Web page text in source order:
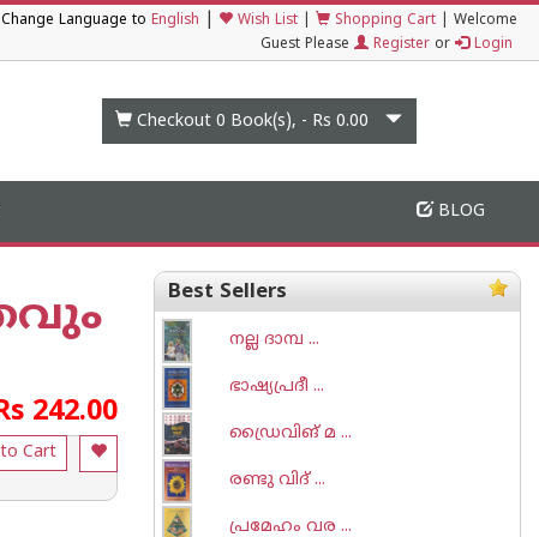
Change Language to English Wish List Shopping Cart
Welcome
Guest Please
Register or Login
Checkout 0 Book(s), - Rs 0.00
BLOG
242.00
Cart
Best Sellers
നല്ല ദാമ്പ ...
ഭാഷ്യപ്രദീ ...
ഡ്രൈവിങ് മ ...
രണ്ടു വിദ് ...
പ്രമേഹം വര ...